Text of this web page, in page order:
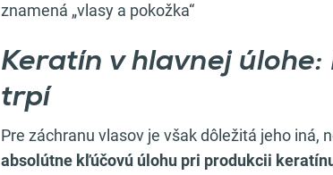
znamená „vlasy a pokožka“
Keratín v hlavnej úlohe:
trpí
Pre záchranu vlasov je však dôležitá jeho iná,
absolútne kľúčovú úlohu pri produkcii